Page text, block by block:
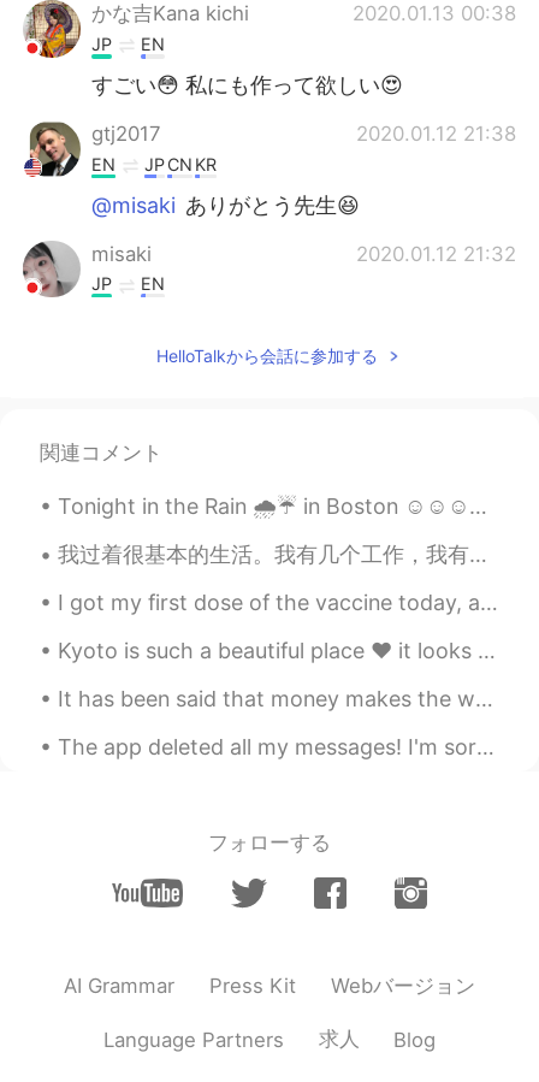
かな吉Kana kichi 2020.01.13 00:38
JP EN
すごい😳 私にも作って欲しい😍
gtj2017 2020.01.12 21:38
EN JPCN KR
@misaki ありがとう先生😆
misaki 2020.01.12 21:32
JP EN
HelloTalkから会話に参加する
関連コメント
Tonight in the Rain 🌧️☔ in Boston ☺️☺️☺️☺️💕 looks like Gotham city out here lol "shout out to bat...
我过着很基本的生活。我有几个工作，我有一辆车, 我有一只狗。我通常的一天就上班，吃饭，健身，配狗玩，然后睡觉。 人小时候总是觉得他们以后的生活会变更有趣，更精彩。 但是，这样的生活有什么问题...
I got my first dose of the vaccine today, and I already have a sore arm. I am hoping not to have ...
Kyoto is such a beautiful place ❤ it looks like something out of a fairy tale😍 One day I'll vi...
It has been said that money makes the world go around. I’m not sure that money truly has that lev...
The app deleted all my messages! I'm sorry if I didn’t reply to you 😓 软件把我的信息都删除了！ 如果不能回复的话很抱歉...
フォローする
AI Grammar Press Kit Webバージョン
Language Partners 求人 Blog